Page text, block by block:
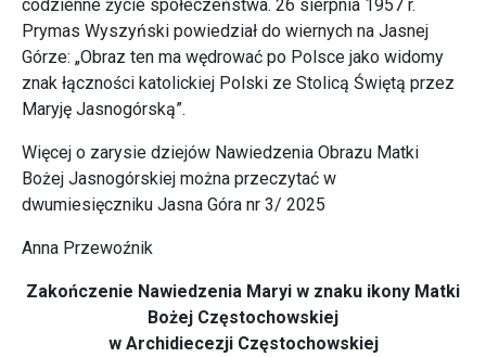
codzienne życie społeczeństwa. 26 sierpnia 1957 r.
Prymas Wyszyński powiedział do wiernych na Jasnej
Górze: „Obraz ten ma wędrować po Polsce jako widomy
znak łączności katolickiej Polski ze Stolicą Świętą przez
Maryję Jasnogórską”.
Więcej o zarysie dziejów Nawiedzenia Obrazu Matki
Bożej Jasnogórskiej można przeczytać w
dwumiesięczniku Jasna Góra nr 3/ 2025
Anna Przewoźnik
Zakończenie Nawiedzenia Maryi w znaku ikony Matki
Bożej Częstochowskiej
w Archidiecezji Częstochowskiej